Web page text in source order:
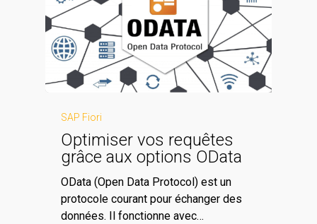
SAP Fiori
Optimiser vos requêtes
grâce aux options OData
OData (Open Data Protocol) est un
protocole courant pour échanger des
données. Il fonctionne avec…